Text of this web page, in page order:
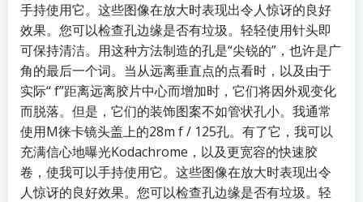
手持使用它。这些图像在放大时表现出令人惊讶的良好
效果。您可以检查孔边缘是否有垃圾。轻轻使用针头即
可保持清洁。用这种方法制造的孔是“尖锐的”，也许是广
角的最后一个词。当从远离垂直点的点看时，以及由于
实际“ f”距离远离胶片中心而增加时，它们将因外观变化
而脱落。但是，它们的装饰图案不如管状孔小。我通常
使用M徕卡镜头盖上的28m f / 125孔。有了它，我可以
充满信心地曝光Kodachrome，以及更宽容的快速胶
卷，使​​我可以手持使用它。这些图像在放大时表现出令
人惊讶的良好效果。您可以检查孔边缘是否有垃圾。轻